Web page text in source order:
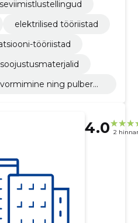
elektrilised tööriistad
tööriistad
soojustusmaterjalid
ning pulberm
4.0 2